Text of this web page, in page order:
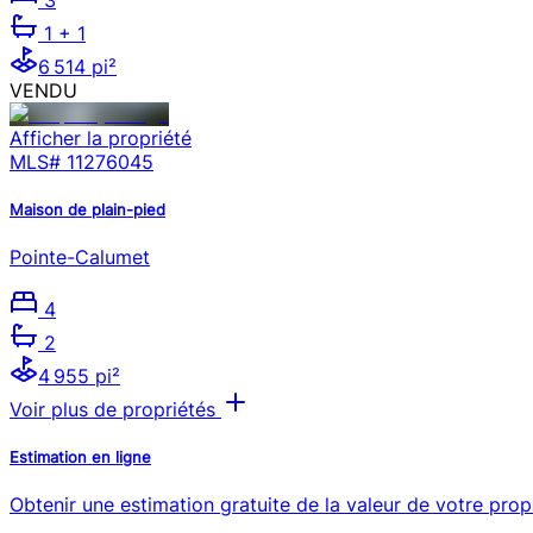
1 + 1
6 514 pi²
VENDU
Afficher la propriété
MLS# 11276045
Maison de plain-pied
Pointe-Calumet
4
2
4 955 pi²
Voir plus de propriétés
Estimation en ligne
Obtenir une estimation gratuite de la valeur de votre